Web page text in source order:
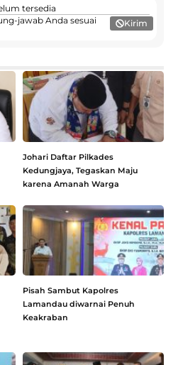
tersedia
jawab Anda sesuai
Kirim
Johari Daftar Pilkades
Kedungjaya, Tegaskan Maju
karena Amanah Warga
Pisah Sambut Kapolres
Lamandau diwarnai Penuh
Keakraban